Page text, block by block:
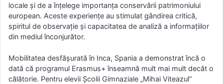
locale și de a înțelege importanța conservării patrimoniului
european. Aceste experiențe au stimulat gândirea critică,
spiritul de observație și capacitatea de analiză a informațiilor
din mediul înconjurător.
Mobilitatea desfășurată în Inca, Spania a demonstrat încă o
dată că programul Erasmus+ înseamnă mult mai mult decât o
călătorie. Pentru elevii Școlii Gimnaziale „Mihai Viteazul”